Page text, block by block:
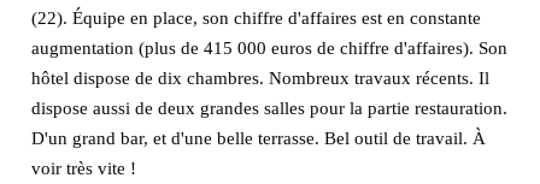
(22). Équipe en place, son chiffre d'affaires est en constante
augmentation (plus de 415 000 euros de chiffre d'affaires). Son
hôtel dispose de dix chambres. Nombreux travaux récents. Il
dispose aussi de deux grandes salles pour la partie restauration.
D'un grand bar, et d'une belle terrasse. Bel outil de travail. À
voir très vite !